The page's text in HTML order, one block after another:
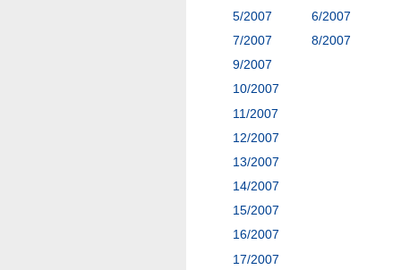
5/2007
6/2007
7/2007
8/2007
9/2007
10/2007
11/2007
12/2007
13/2007
14/2007
15/2007
16/2007
17/2007